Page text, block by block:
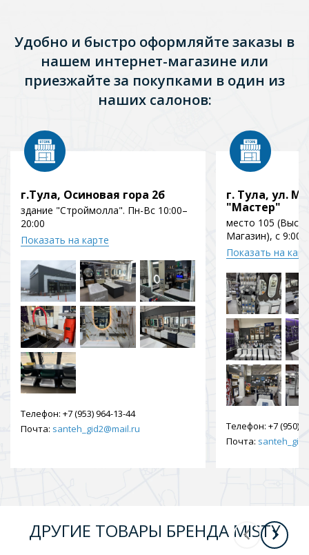
Удобно и быстро оформляйте заказы в
нашем интернет-магазине или
приезжайте за покупками в один из
наших салонов:
г.Тула, Осиновая гора 2б
здание "Строймолла". Пн-Вс 10:00–
20:00
Показать на карте
Телефон: +7 (953) 964-13-44
Почта: santeh_gid2@mail.ru
г. Тула, ул.
"Мастер"
место 105
Магазин), с 9:00
Показать на
Телефон: +7 (950)
Почта:
ДРУГИЕ ТОВАРЫ БРЕНДА MISTY